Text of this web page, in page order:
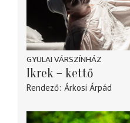
GYULAI VÁRSZÍNHÁZ
Ikrek – kettő
Rendező Árkosi Árpád